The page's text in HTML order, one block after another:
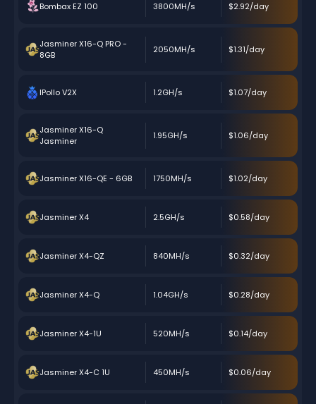
Bombax EZ 100 3800MH/s $2.92/day
Jasminer X16-Q PRO -
8GB
2050MH/s $1.31/day
IPollo V2X 1.2GH/s $1.07/day
Jasminer X16-Q
Jasminer
1.95GH/s $1.06/day
Jasminer X16-QE - 6GB 1750MH/s $1.02/day
Jasminer X4 2.5GH/s $0.58/day
Jasminer X4-QZ 840MH/s $0.32/day
Jasminer X4-Q 1.04GH/s $0.28/day
Jasminer X4-1U 520MH/s $0.14/day
Jasminer X4-C 1U 450MH/s $0.06/day